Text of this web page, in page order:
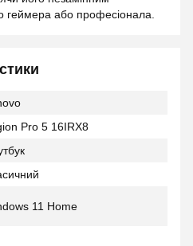
геймера або професіонала.
Pro 5 16IRX8
11 Home